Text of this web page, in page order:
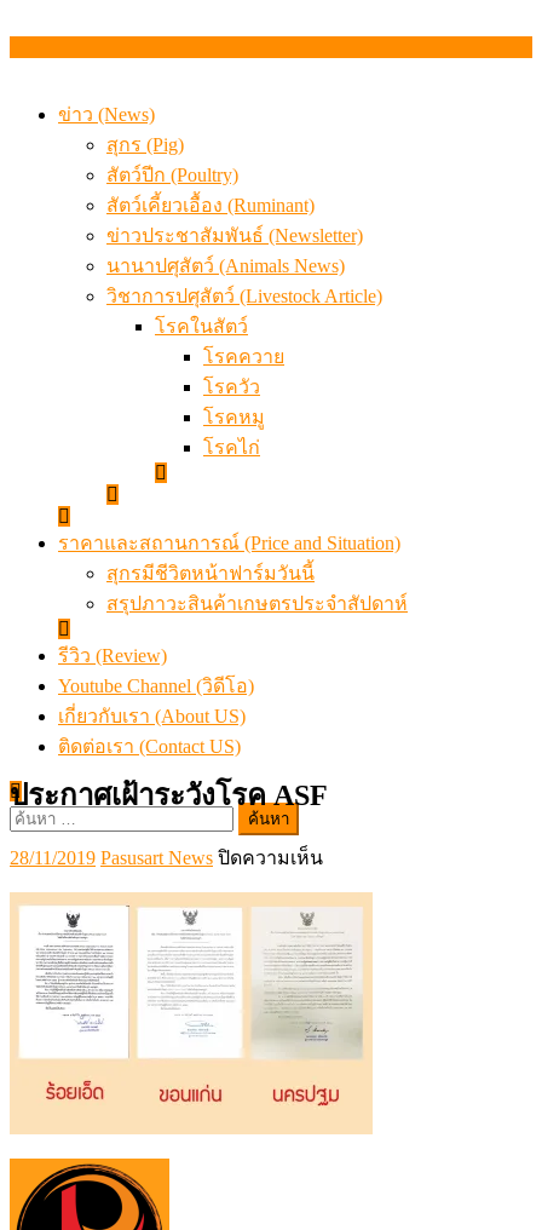
ข่าว (News)
สุกร (Pig)
สัตว์ปีก (Poultry)
สัตว์เคี้ยวเอื้อง (Ruminant)
ข่าวประชาสัมพันธ์ (Newsletter)
นานาปศุสัตว์ (Animals News)
วิชาการปศุสัตว์ (Livestock Article)
โรคในสัตว์
โรคควาย
โรควัว
โรคหมู
โรคไก่
ราคาและสถานการณ์ (Price and Situation)
สุกรมีชีวิตหน้าฟาร์มวันนี้
สรุปภาวะสินค้าเกษตรประจำสัปดาห์
รีวิว (Review)
Youtube Channel (วิดีโอ)
เกี่ยวกับเรา (About US)
ติดต่อเรา (Contact US)
ค้นหา
สำหรับ:
ประกาศเฝ้าระวังโรค ASF
Posted
on
28/11/2019 Author
Pasusart News ปิดความเห็นบน
ระวัง
โรค
ASF